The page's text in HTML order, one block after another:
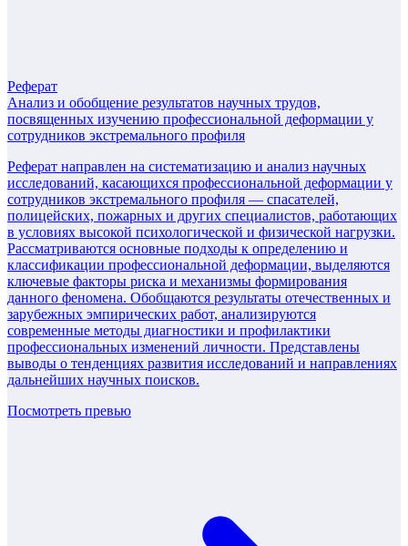
Реферат
Анализ и обобщение результатов научных трудов,
посвященных изучению профессиональной деформации у
сотрудников экстремального профиля
Реферат направлен на систематизацию и анализ научных
исследований, касающихся профессиональной деформации у
сотрудников экстремального профиля — спасателей,
полицейских, пожарных и других специалистов, работающих
в условиях высокой психологической и физической нагрузки.
Рассматриваются основные подходы к определению и
классификации профессиональной деформации, выделяются
ключевые факторы риска и механизмы формирования
данного феномена. Обобщаются результаты отечественных и
зарубежных эмпирических работ, анализируются
современные методы диагностики и профилактики
профессиональных изменений личности. Представлены
выводы о тенденциях развития исследований и направлениях
дальнейших научных поисков.
Посмотреть превью